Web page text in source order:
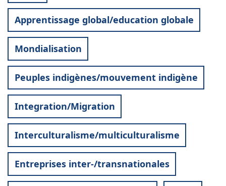
Apprentissage global/education globale
Mondialisation
Peuples indigènes/mouvement indigène
Integration/Migration
Interculturalisme/multiculturalisme
Entreprises inter-/transnationales